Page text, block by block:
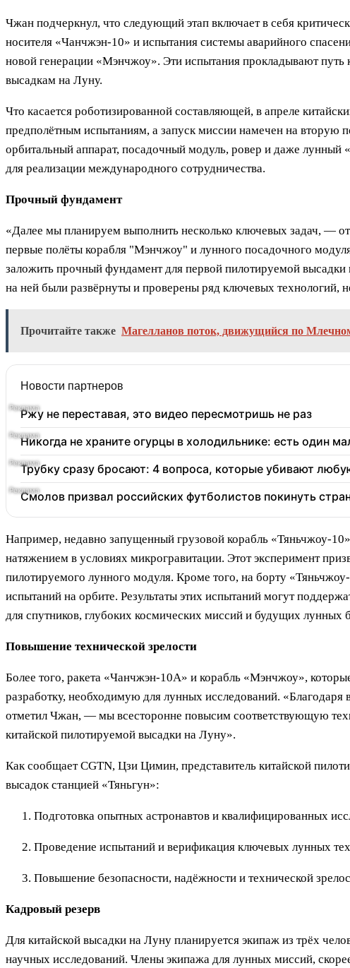
Чжан подчеркнул, что следующий этап включает в себя
носителя «Чанчжэн-10» и испытания системы аварийного
новой генерации «Мэнчжоу». Эти испытания прокладывают
высадкам на Луну.
Что касается роботизированной составляющей, в апреле
предполётным испытаниям, а запуск миссии намечен на вторую
орбитальный аппарат, посадочный модуль, ровер и даже
для реализации международного сотрудничества.
Прочный фундамент
«Далее мы планируем выполнить несколько ключевых задач, —
первые полёты корабля "Мэнчжоу" и лунного посадочного
заложить прочный фундамент для первой пилотируемой
на ней были развёрнуты и проверены ряд ключевых
Прочитайте также Магелланов поток, движущийся по
Новости партнеров
Ржу не переставая, это видео пересмотришь не раз
Никогда не храните огурцы в холодильнике: есть один
Трубку сразу бросают: 4 вопроса, которые убивают
Смолов призвал российских футболистов покинуть
Например, недавно запущенный грузовой корабль «Тяньчжоу-
натяжением в условиях микрогравитации. Этот эксперимент
пилотируемого лунного модуля. Кроме того, на борту
испытаний на орбите. Результаты этих испытаний могут
для спутников, глубоких космических миссий и будущих лунных
Повышение технической зрелости
Более того, ракета «Чанчжэн-10A» и корабль «Мэнчжоу»,
разработку, необходимую для лунных исследований.
отметил Чжан, — мы всесторонне повысим соответствующую
китайской пилотируемой высадки на Луну».
Как сообщает CGTN, Цзи Цимин, представитель китайской
высадок станцией «Тяньгун»:
Подготовка опытных астронавтов и квалифицированных
Проведение испытаний и верификация ключевых лунных
Повышение безопасности, надёжности и технической
Кадровый резерв
Для китайской высадки на Луну планируется экипаж из трёх
научных исследований. Члены экипажа для лунных миссий,